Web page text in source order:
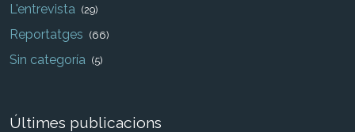
L'entrevista (29)
Reportatges (66)
Sin categoría (5)
Últimes publicacions